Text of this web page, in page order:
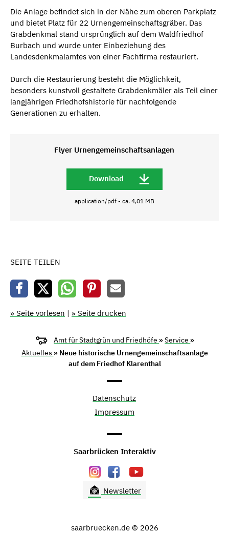
Die Anlage befindet sich in der Nähe zum oberen Parkplatz
und bietet Platz für 22 Urnengemeinschaftsgräber. Das
Grabdenkmal stand ursprünglich auf dem Waldfriedhof
Burbach und wurde unter Einbeziehung des
Landesdenkmalamtes von einer Fachfirma restauriert.
Durch die Restaurierung besteht die Möglichkeit,
besonders kunstvoll gestaltete Grabdenkmäler als Teil einer
langjährigen Friedhofshistorie für nachfolgende
Generationen zu erhalten.
Flyer Urnengemeinschaftsanlagen
Download
application/pdf - ca. 4,01 MB
SEITE TEILEN
» Seite vorlesen | » Seite drucken
Amt für Stadtgrün und Friedhöfe »Service »
Aktuelles » Neue historische Urnengemeinschaftsanlage
auf dem Friedhof Klarenthal
Datenschutz
Impressum
Saarbrücken Interaktiv
Newsletter
saarbruecken.de © 2026